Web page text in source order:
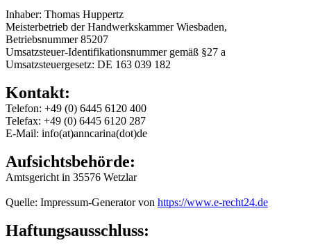
Inhaber: Thomas Huppertz
Meisterbetrieb der Handwerkskammer Wiesbaden,
Betriebsnummer 85207
Umsatzsteuer-Identifikationsnummer gemäß §27 a
Umsatzsteuergesetz: DE 163 039 182
Kontakt:
Telefon: +49 (0) 6445 6120 400
Telefax: +49 (0) 6445 6120 287
E-Mail: info(at)anncarina(dot)de
Aufsichtsbehörde:
Amtsgericht in 35576 Wetzlar
Quelle: Impressum-Generator von https://www.e-recht24.de
Haftungsausschluss: